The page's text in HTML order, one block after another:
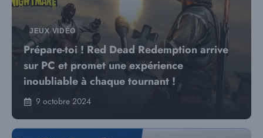
JEUX VIDÉO
Prépare-toi ! Red Dead Redemption arrive
sur PC et promet une expérience
inoubliable à chaque tournant !
9 octobre 2024